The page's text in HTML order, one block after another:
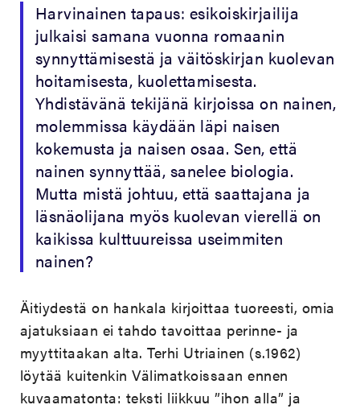
Harvinainen tapaus: esikoiskirjailija
julkaisi samana vuonna romaanin
synnyttämisestä ja väitöskirjan kuolevan
hoitamisesta, kuolettamisesta.
Yhdistävänä tekijänä kirjoissa on nainen,
molemmissa käydään läpi naisen
kokemusta ja naisen osaa. Sen, että
nainen synnyttää, sanelee biologia.
Mutta mistä johtuu, että saattajana ja
läsnäolijana myös kuolevan vierellä on
kaikissa kulttuureissa useimmiten
nainen?
Äitiydestä on hankala kirjoittaa tuoreesti, omia
ajatuksiaan ei tahdo tavoittaa perinne- ja
myyttitaakan alta. Terhi Utriainen (s.1962)
löytää kuitenkin Välimatkoissaan ennen
kuvaamatonta: teksti liikkuu ”ihon alla” ja